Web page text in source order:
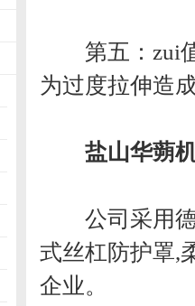
第五：zui值
为过度拉伸造
盐山华蒴
公司采用德
式丝杠防护罩,
企业。